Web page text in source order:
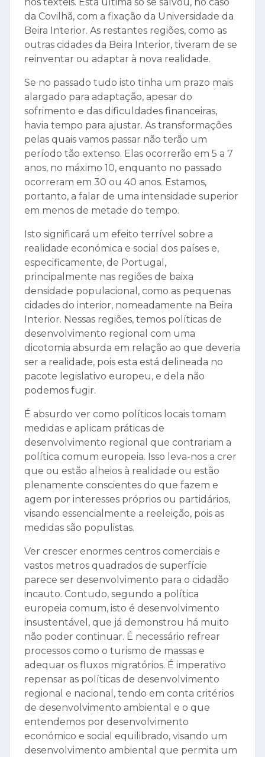
da Covilhã, com a fixação da Universidade da
Beira Interior. As restantes regiões, como as
outras cidades da Beira Interior, tiveram de se
reinventar ou adaptar à nova realidade.
Se no passado tudo isto tinha um prazo mais
alargado para adaptação, apesar do
sofrimento e das dificuldades financeiras,
havia tempo para ajustar. As transformações
pelas quais vamos passar não terão um
período tão extenso. Elas ocorrerão em 5 a 7
anos, no máximo 10, enquanto no passado
ocorreram em 30 ou 40 anos. Estamos,
portanto, a falar de uma intensidade superior
em menos de metade do tempo.
Isto significará um efeito terrível sobre a
realidade económica e social dos países e,
especificamente, de Portugal,
principalmente nas regiões de baixa
densidade populacional, como as pequenas
cidades do interior, nomeadamente na Beira
Interior. Nessas regiões, temos políticas de
desenvolvimento regional com uma
dicotomia absurda em relação ao que deveria
ser a realidade, pois esta está delineada no
pacote legislativo europeu, e dela não
podemos fugir.
É absurdo ver como políticos locais tomam
medidas e aplicam práticas de
desenvolvimento regional que contrariam a
política comum europeia. Isso leva-nos a crer
que ou estão alheios à realidade ou estão
plenamente conscientes do que fazem e
agem por interesses próprios ou partidários,
visando essencialmente a reeleição, pois as
medidas são populistas.
Ver crescer enormes centros comerciais e
vastos metros quadrados de superfície
parece ser desenvolvimento para o cidadão
incauto. Contudo, segundo a política
europeia comum, isto é desenvolvimento
insustentável, que já demonstrou há muito
não poder continuar. É necessário refrear
processos como o turismo de massas e
adequar os fluxos migratórios. É imperativo
repensar as políticas de desenvolvimento
regional e nacional, tendo em conta critérios
de desenvolvimento ambiental e o que
entendemos por desenvolvimento
económico e social equilibrado, visando um
desenvolvimento ambiental que permita um